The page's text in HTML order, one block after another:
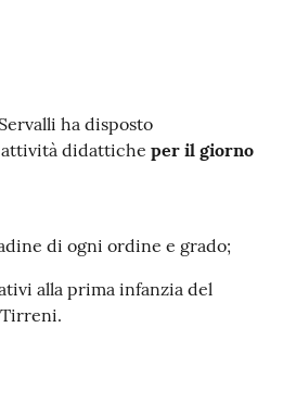
ha disposto
attività didattiche per il giorno
di ogni ordine e grado;
alla prima infanzia del